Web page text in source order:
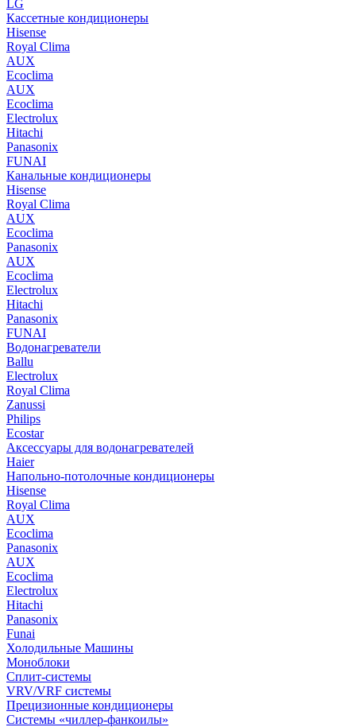
LG
Кассетные кондиционеры
Hisense
Royal Clima
AUX
Ecoclima
AUX
Ecoclima
Electrolux
Hitachi
Panasonix
FUNAI
Канальные кондиционеры
Hisense
Royal Clima
AUX
Ecoclima
Panasonix
AUX
Ecoclima
Electrolux
Hitachi
Panasonix
FUNAI
Водонагреватели
Ballu
Electrolux
Royal Clima
Zanussi
Philips
Ecostar
Аксессуары для водонагревателей
Haier
Напольно-потолочные кондиционеры
Hisense
Royal Clima
AUX
Ecoclima
Panasonix
AUX
Ecoclima
Electrolux
Hitachi
Panasonix
Funai
Холодильные Машины
Моноблоки
Сплит-системы
VRV/VRF системы
Прецизионные кондиционеры
Системы «чиллер-фанкоилы»